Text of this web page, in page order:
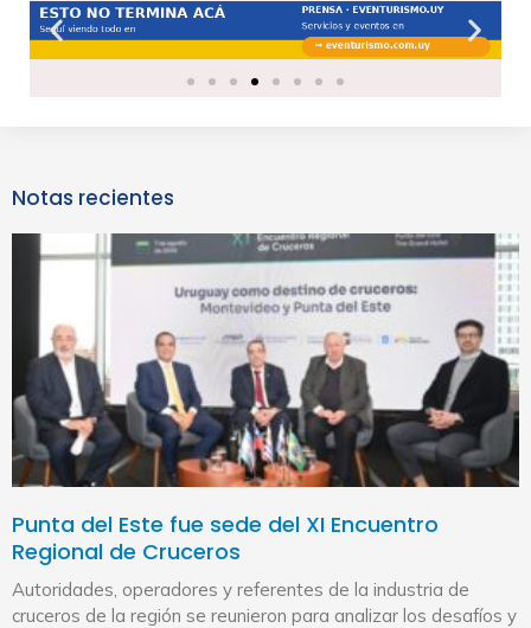
Previous
slide
Next
slide
Notas recientes
Punta del Este fue sede del XI Encuentro
Regional de Cruceros
Autoridades, operadores y referentes de la industria de
cruceros de la región se reunieron para analizar los desafíos y